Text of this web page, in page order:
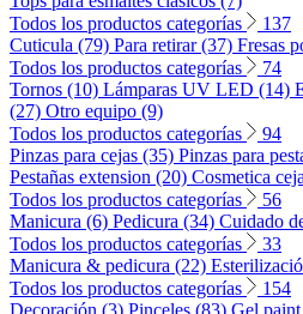
Todos los productos categorías
137
Cuticula (79) Para retirar (37) Fresas
Todos los productos categorías
74
Tornos (10) Lámparas UV LED (14)
(27) Otro equipo (9)
Todos los productos categorías
94
Pinzas para cejas (35) Pinzas para
Pestañas extension (20) Cosmetica
Todos los productos categorías
56
Manicura (6) Pedicura (34) Cuidado
Todos los productos categorías
33
Manicura & pedicura (22)
Todos los productos categorías
154
Decoración (3) Pinceles (83) Gel